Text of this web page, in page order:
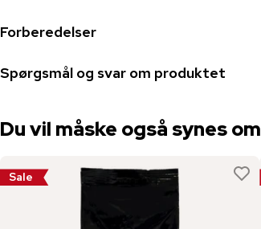
Forberedelser
Spørgsmål og svar om produktet
Du vil måske også synes om
Sale